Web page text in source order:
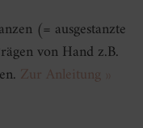
(= ausgestanzte
von Hand z.B.
Zur Anleitung »